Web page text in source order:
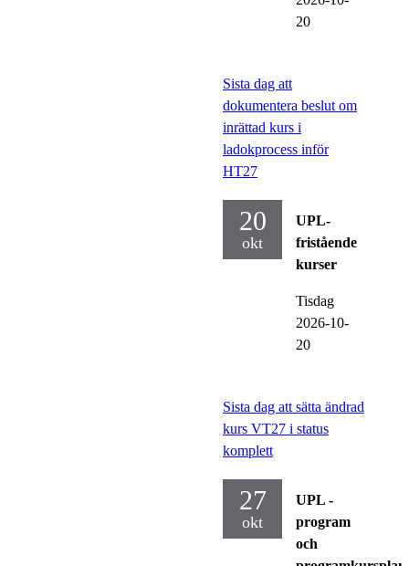
20
Sista dag att
dokumentera beslut om
inrättad kurs i
ladokprocess inför
HT27
20
okt
UPL-
fristående
kurser
Tisdag
2026-10-
20
Sista dag att sätta ändrad
kurs VT27 i status
komplett
27
okt
UPL -
program
och